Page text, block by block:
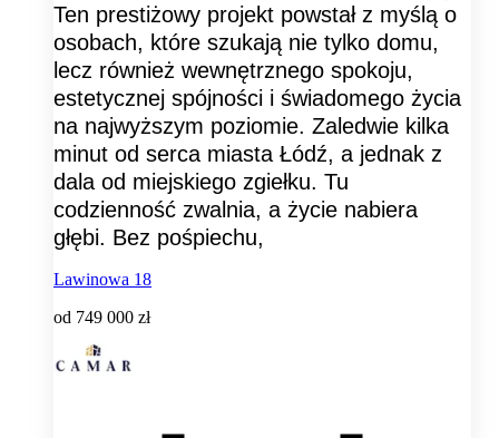
Ten prestiżowy projekt powstał z myślą o
osobach, które szukają nie tylko domu,
lecz również wewnętrznego spokoju,
estetycznej spójności i świadomego życia
na najwyższym poziomie. Zaledwie kilka
minut od serca miasta Łódź, a jednak z
dala od miejskiego zgiełku. Tu
codzienność zwalnia, a życie nabiera
głębi. Bez pośpiechu,
Lawinowa 18
od 749 000 zł